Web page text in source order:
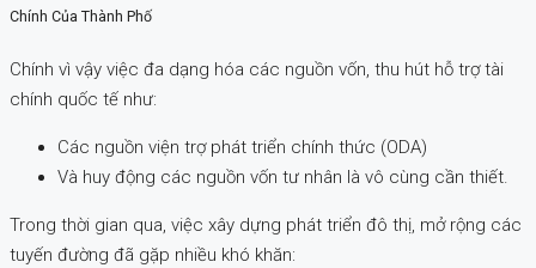
Chính Của Thành Phố
Chính vì vậy việc đa dạng hóa các nguồn vốn, thu hút hỗ trợ tài
chính quốc tế như:
Các nguồn viện trợ phát triển chính thức (ODA)
Và huy động các nguồn vốn tư nhân là vô cùng cần thiết.
Trong thời gian qua, việc xây dựng phát triển đô thị, mở rộng các
tuyến đường đã gặp nhiều khó khăn: